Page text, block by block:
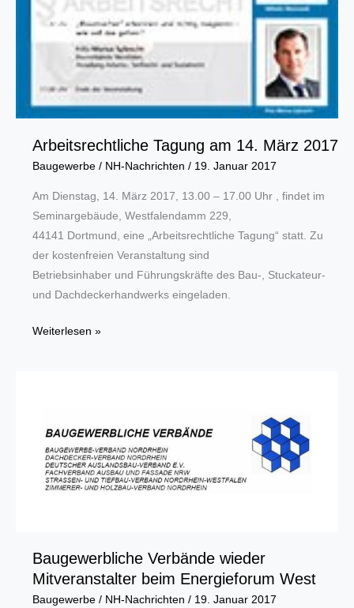
Arbeitsrechtliche Tagung am 14. März 2017
Baugewerbe/ NH-Nachrichten / 19. Januar 2017
Am Dienstag, 14. März 2017, 13.00 – 17.00 Uhr , findet im
Seminargebäude, Westfalendamm 229,
44141 Dortmund, eine „Arbeitsrechtliche Tagung“ statt. Zu
der kostenfreien Veranstaltung sind
Betriebsinhaber und Führungskräfte des Bau-, Stuckateur-
und Dachdeckerhandwerks eingeladen.
Arbeitsrechtliche
2017
Weiterlesen »
Baugewerbliche Verbände wieder
Mitveranstalter beim Energieforum West
Baugewerbe/ NH-Nachrichten / 19. Januar 2017